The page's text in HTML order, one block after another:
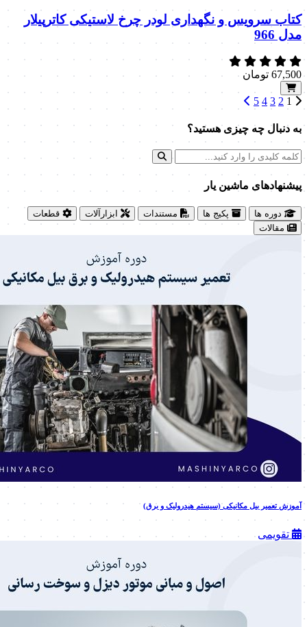
کتاب سرویس و نگهداری لودر چرخ لاستیکی کاترپیلار
مدل 966
67,500 تومان
1
2
3
4
5
به دنبال چه چیزی هستید؟
پیشنهاد‌های ماشین یار
دوره ها پکیج ها مستندات ابزارآلات
قطعات
مقالات
آموزش تعمیر بیل مکانیکی (سیستم هیدرولیک و برق)
تقویمی